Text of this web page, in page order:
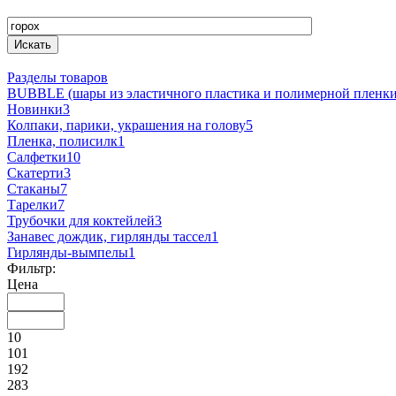
Разделы товаров
BUBBLE (шары из эластичного пластика и полимерной
Новинки3
Колпаки, парики, украшения на голову5
Пленка, полисилк1
Салфетки10
Скатерти3
Стаканы7
Тарелки7
Трубочки для коктейлей3
Занавес дождик, гирлянды тассел1
Гирлянды-вымпелы1
Фильтр:
Цена
10
101
192
283